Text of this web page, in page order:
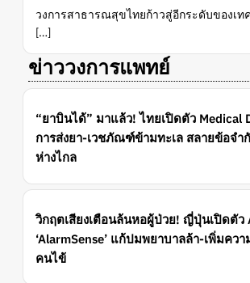
วงการสาธารณสุขไทยก้าวสู่อีกระดับของเท
[…]
ข่าววงการแพทย์
“ยาบินได้” มาแล้ว! ไทยเปิดตัว Medical
การส่งยา-เวชภัณฑ์ข้ามทะเล สลายข้อจำ
ห่างไกล
วิกฤตเสียงเตือนล้นหอผู้ป่วย! ญี่ปุ่นเปิดตัว
‘AlarmSense’ แก้ปมพยาบาลล้า-เพิ่มคว
คนไข้